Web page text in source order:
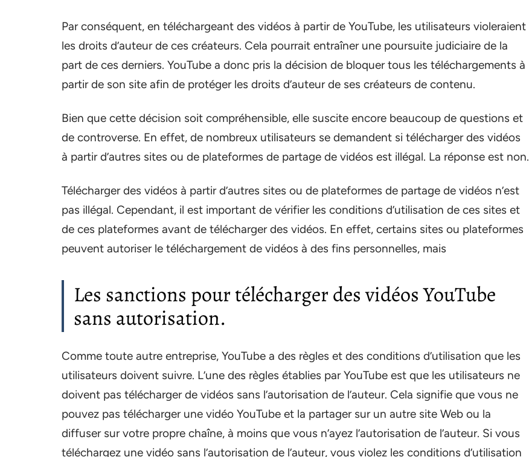
Par conséquent, en téléchargeant des vidéos à partir de YouTube, les utilisateurs violeraient
les droits d’auteur de ces créateurs. Cela pourrait entraîner une poursuite judiciaire de la
part de ces derniers. YouTube a donc pris la décision de bloquer tous les téléchargements à
partir de son site afin de protéger les droits d’auteur de ses créateurs de contenu.
Bien que cette décision soit compréhensible, elle suscite encore beaucoup de questions et
de controverse. En effet, de nombreux utilisateurs se demandent si télécharger des vidéos
à partir d’autres sites ou de plateformes de partage de vidéos est illégal. La réponse est non.
Télécharger des vidéos à partir d’autres sites ou de plateformes de partage de vidéos n’est
pas illégal. Cependant, il est important de vérifier les conditions d’utilisation de ces sites et
de ces plateformes avant de télécharger des vidéos. En effet, certains sites ou plateformes
peuvent autoriser le téléchargement de vidéos à des fins personnelles, mais
Les sanctions pour télécharger des vidéos YouTube
sans autorisation.
Comme toute autre entreprise, YouTube a des règles et des conditions d’utilisation que les
utilisateurs doivent suivre. L’une des règles établies par YouTube est que les utilisateurs ne
doivent pas télécharger de vidéos sans l’autorisation de l’auteur. Cela signifie que vous ne
pouvez pas télécharger une vidéo YouTube et la partager sur un autre site Web ou la
diffuser sur votre propre chaîne, à moins que vous n’ayez l’autorisation de l’auteur. Si vous
téléchargez une vidéo sans l’autorisation de l’auteur, vous violez les conditions d’utilisation